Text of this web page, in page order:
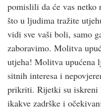
pomislili da će vas
što u ljudima tražite
vidi sve vaši boli, samo
zaboravimo. Molitva
utjeha! Molitva upućena
sitnih interesa i
prikriti. Rijetki su iskreni
ikakve zadrške i